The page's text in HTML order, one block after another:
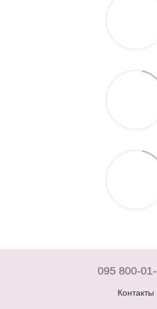
095 800-
Контакты